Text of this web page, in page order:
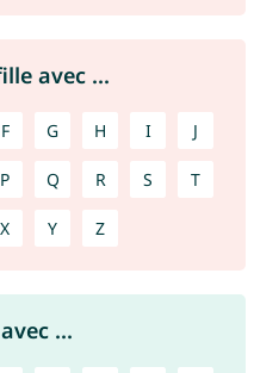
avec ...
F G H I J
P Q R S T
X Y Z
...